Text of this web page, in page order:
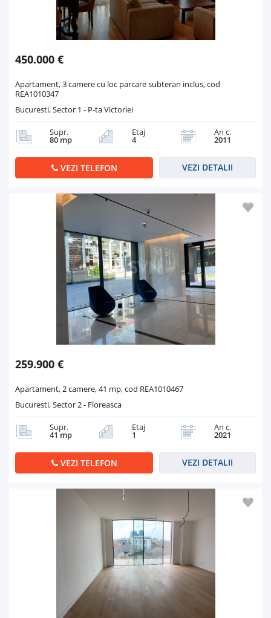
450.000 €
Apartament, 3 camere cu loc parcare subteran inclus, cod
REA1010347
Bucuresti, Sector 1 - P-ta Victoriei
Supr.
80 mp
Etaj
4
An c.
2011
VEZI TELEFON VEZI DETALII
259.900 €
Apartament, 2 camere, 41 mp, cod REA1010467
Bucuresti, Sector 2 - Floreasca
Supr.
41 mp
Etaj
1
An c.
2021
VEZI TELEFON VEZI DETALII